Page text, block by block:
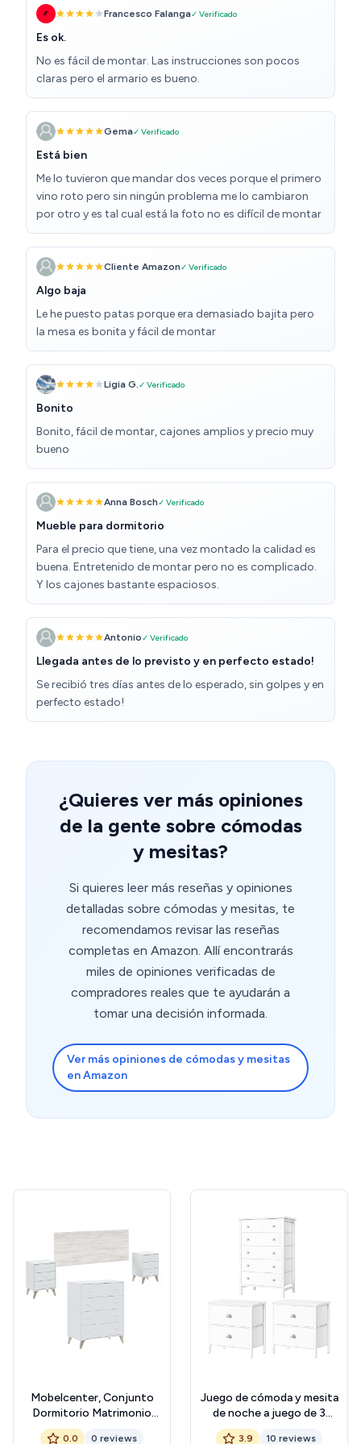
Francesco Falanga✓ Verificado
Es ok.
No es fácil de montar. Las instrucciones son pocos
claras pero el armario es bueno.
Gema✓ Verificado
Está bien
Me lo tuvieron que mandar dos veces porque el primero
vino roto pero sin ningún problema me lo cambiaron
por otro y es tal cual está la foto no es difícil de montar
Cliente Amazon✓ Verificado
Algo baja
Le he puesto patas porque era demasiado bajita pero
la mesa es bonita y fácil de montar
Ligia G.✓ Verificado
Bonito
Bonito, fácil de montar, cajones amplios y precio muy
bueno
Anna Bosch✓ Verificado
Mueble para dormitorio
Para el precio que tiene, una vez montado la calidad es
buena. Entretenido de montar pero no es complicado.
Y los cajones bastante espaciosos.
Antonio✓ Verificado
Llegada antes de lo previsto y en perfecto estado!
Se recibió tres días antes de lo esperado, sin golpes y en
perfecto estado!
¿Quieres ver más opiniones
de la gente sobre cómodas
y mesitas?
Si quieres leer más reseñas y opiniones
detalladas sobre cómodas y mesitas, te
recomendamos revisar las reseñas
completas en Amazon. Allí encontrarás
miles de opiniones verificadas de
compradores reales que te ayudarán a
tomar una decisión informada.
Ver más opiniones de cómodas y mesitas
en Amazon
Mobelcenter, Conjunto
Dormitorio Matrimonio
Sweet, Color Blanco Artik y
0.0 0 reviews
Juego de cómoda y mesita
de noche a juego de 3
piezas, cómoda blanca para
3.9 10 reviews